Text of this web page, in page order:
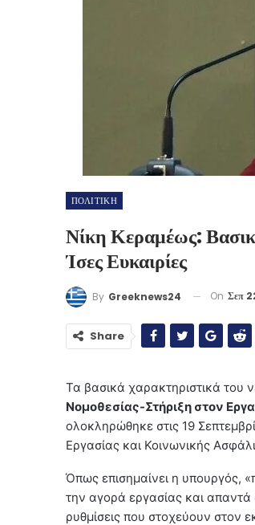
ΠΟΛΙΤΙΚΗ
Νίκη Κεραμέως:
Ίσες Ευκαιρίες
By Greeknews24 On Σεπ
Share
Τα βασικά χαρακτηριστικά του
Νομοθεσίας-Στήριξη στον
ολοκληρώθηκε στις 19
Εργασίας και Κοινωνικής
Όπως επισημαίνει η υπουργός,
την αγορά εργασίας και απαντά
ρυθμίσεις που στοχεύουν στον